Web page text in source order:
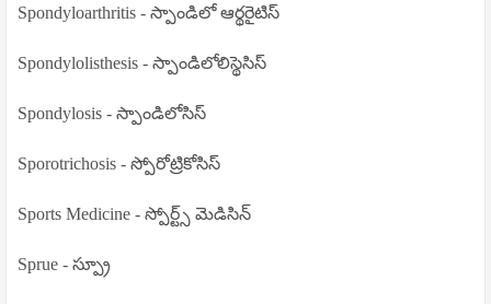
Spondyloarthritis - స్పాండిలో ఆర్థరైటిస్
Spondylolisthesis - స్పాండిలోలిస్థెసిస్
Spondylosis - స్పాండిలోసిస్
Sporotrichosis - స్పోరోట్రికోసిస్
Sports Medicine - స్పోర్ట్స్ మెడిసిన్
Sprue - స్ప్రూ